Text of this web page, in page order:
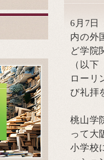
6月7日
内の外
ど学院
（以
ローリ
び礼拝
桃山学
って大
小学校